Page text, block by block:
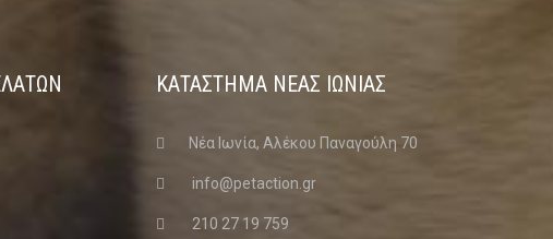
ΚΑΤΑΣΤΗΜΑ ΝΈΑΣ ΙΩΝΊΑΣ
Νέα Ιωνία, Αλέκου Παναγούλη 70
info@petaction.gr
210 27 19 759